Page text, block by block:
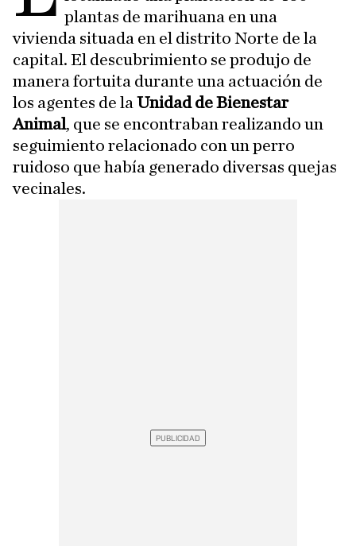
plantas de marihuana en una
vivienda situada en el distrito Norte de la
capital. El descubrimiento se produjo de
manera fortuita durante una actuación de
los agentes de la Unidad de Bienestar
Animal, que se encontraban realizando un
seguimiento relacionado con un perro
ruidoso que había generado diversas quejas
vecinales.